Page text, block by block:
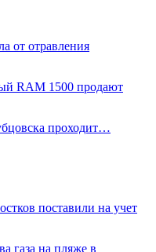
от отравления
RAM 1500 продают
проходит…
поставили на учет
газа на пляже в